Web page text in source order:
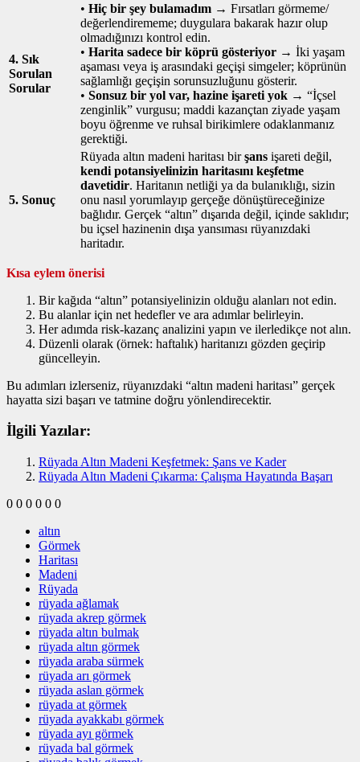
4. Sık
Sorulan
Sorular
• Hiç bir şey bulamadım → Fırsatları görmeme/
değerlendirememe; duygulara bakarak hazır olup
olmadığınızı kontrol edin.
• Harita sadece bir köprü gösteriyor → İki yaşam
aşaması veya iş arasındaki geçişi simgeler; köprünün
sağlamlığı geçişin sorunsuzluğunu gösterir.
• Sonsuz bir yol var, hazine işareti yok → “İçsel
zenginlik” vurgusu; maddi kazançtan ziyade yaşam
boyu öğrenme ve ruhsal birikimlere odaklanmanız
gerektiği.
5. Sonuç
Rüyada altın madeni haritası birşans işareti değil,
kendi potansiyelinizin haritasını keşfetme
davetidir. Haritanın netliği ya da bulanıklığı, sizin
onu nasıl yorumlayıp gerçeğe dönüştüreceğinize
bağlıdır. Gerçek “altın” dışarıda değil, içinde saklıdır;
bu içsel hazinenin dışa yansıması rüyanızdaki
haritadır.
Kısa eylem önerisi
Bir kağıda “altın” potansiyelinizin olduğu alanları not edin.
Bu alanlar için net hedefler ve ara adımlar belirleyin.
Her adımda risk‑kazanç analizini yapın ve ilerledikçe not alın.
Düzenli olarak (örnek: haftalık) haritanızı gözden geçirip
güncelleyin.
Bu adımları izlerseniz, rüyanızdaki “altın madeni haritası” gerçek
hayatta sizi başarı ve tatmine doğru yönlendirecektir.
İlgili Yazılar:
Rüyada Altın Madeni Keşfetmek: Şans ve Kader
Rüyada Altın Madeni Çıkarma: Çalışma Hayatında Başarı
0 0 0 0 0 0
altın
Görmek
Haritası
Madeni
Rüyada
rüyada ağlamak
rüyada akrep görmek
rüyada altın bulmak
rüyada altın görmek
rüyada araba sürmek
rüyada arı görmek
rüyada aslan görmek
rüyada at görmek
rüyada ayakkabı görmek
rüyada ayı görmek
rüyada bal görmek